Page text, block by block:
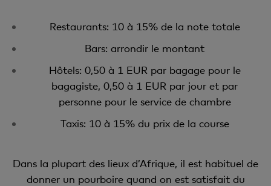
Restaurants: 10 à 15% de la note totale
Bars: arrondir le montant
Hôtels: 0,50 à 1 EUR par bagage pour le
bagagiste, 0,50 à 1 EUR par jour et par
personne pour le service de chambre
Taxis: 10 à 15% du prix de la course
Dans la plupart des lieux d’Afrique, il est habituel de
donner un pourboire quand on est satisfait du